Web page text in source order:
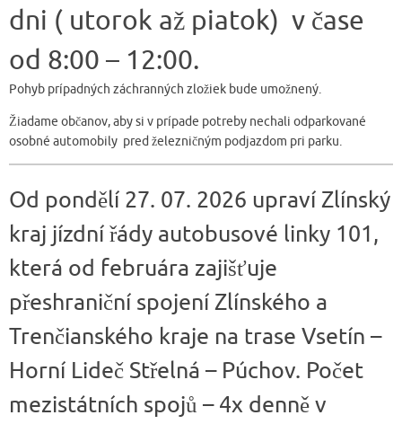
dni ( utorok až piatok) v čase
od 8:00 – 12:00.
Pohyb prípadných záchranných zložiek bude umožnený.
Žiadame občanov, aby si v prípade potreby nechali odparkované
osobné automobily pred železničným podjazdom pri parku.
Od pondělí 27. 07. 2026 upraví Zlínský
kraj jízdní řády autobusové linky 101,
která od februára zajišťuje
přeshraniční spojení Zlínského a
Trenčianského kraje na trase Vsetín –
Horní Lideč Střelná – Púchov. Počet
mezistátních spojů – 4x denně v